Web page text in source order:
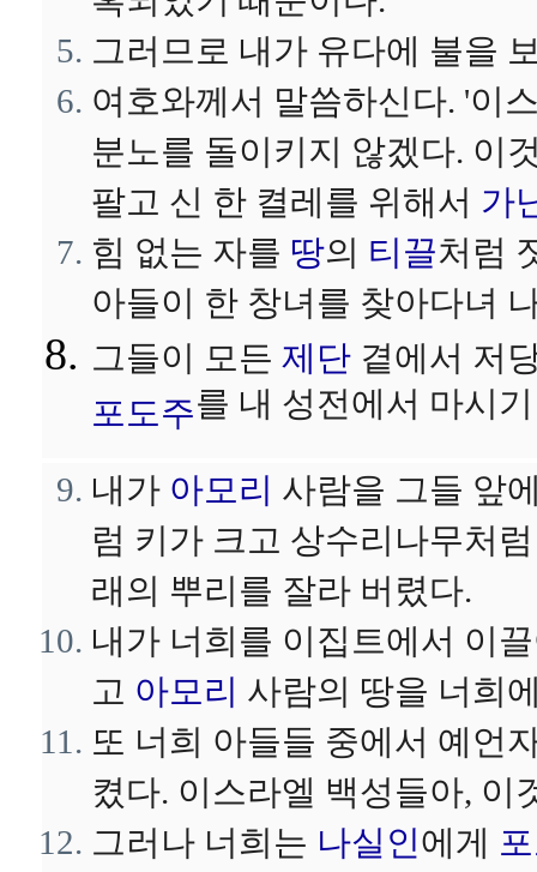
그러므로 내가 유다에 불을
여호와께서 말씀하신다. '이
분노를 돌이키지 않겠다. 이
팔고 신 한 켤레를 위해서 가
힘 없는 자를 땅의 티끌처럼
아들이 한 창녀를 찾아다녀
그들이 모든 제단 곁에서 저
포도주를 내 성전에서 마시
내가 아모리 사람을 그들 앞
럼 키가 크고 상수리나무처
래의 뿌리를 잘라 버렸다.
내가 너희를 이집트에서 이
고 아모리 사람의 땅을 너희
또 너희 아들들 중에서 예언
켰다. 이스라엘 백성들아, 이
그러나 너희는 나실인에게